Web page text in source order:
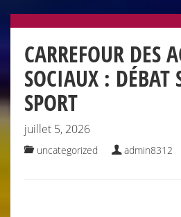
CARREFOUR DES
SOCIAUX : DÉBAT
SPORT
juillet 5, 2026
uncategorized admin8312